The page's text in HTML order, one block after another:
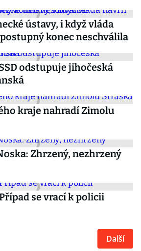
ústavy, i když vláda
konec neschválila
odstupuje jihočeská
kraje nahradí Zimolu
Zhrzený, nezhrzený
se vrací k policii
Další